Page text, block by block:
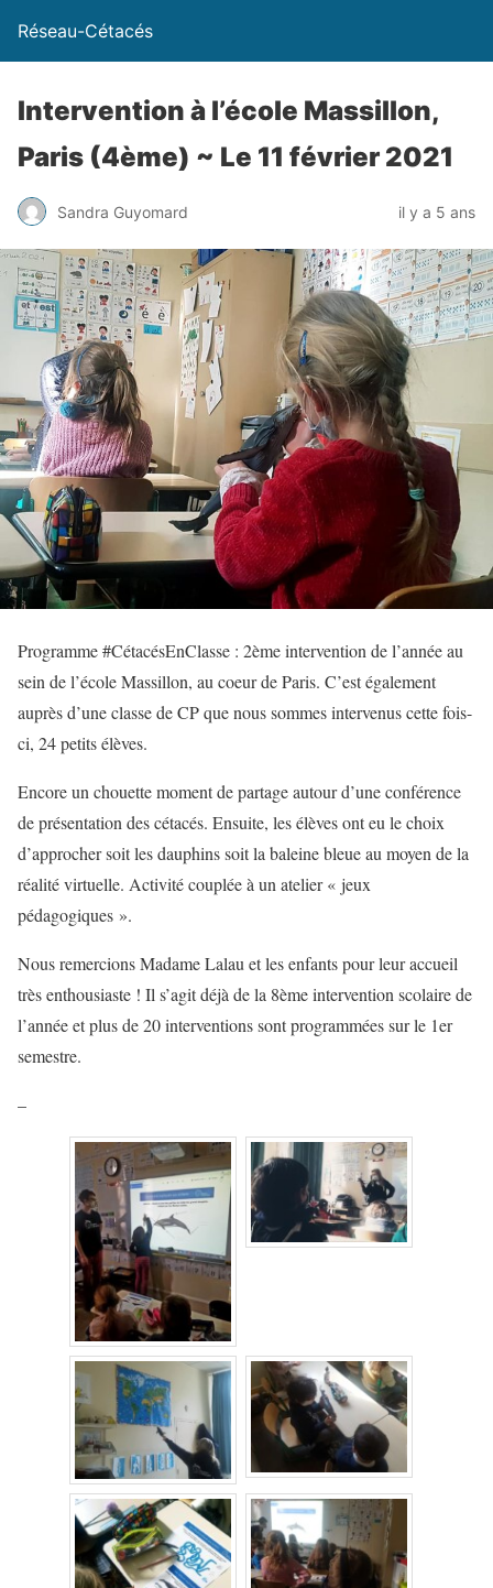
Réseau-Cétacés
Intervention à l’école Massillon,
Paris (4ème) ~ Le 11 février 2021
Sandra Guyomard il y a 5 ans
Programme #CétacésEnClasse : 2ème intervention de l’année au
sein de l’école Massillon, au coeur de Paris. C’est également
auprès d’une classe de CP que nous sommes intervenus cette fois-
ci, 24 petits élèves.
Encore un chouette moment de partage autour d’une conférence
de présentation des cétacés. Ensuite, les élèves ont eu le choix
d’approcher soit les dauphins soit la baleine bleue au moyen de la
réalité virtuelle. Activité couplée à un atelier « jeux
pédagogiques ».
Nous remercions Madame Lalau et les enfants pour leur accueil
très enthousiaste ! Il s’agit déjà de la 8ème intervention scolaire de
l’année et plus de 20 interventions sont programmées sur le 1er
semestre.
–